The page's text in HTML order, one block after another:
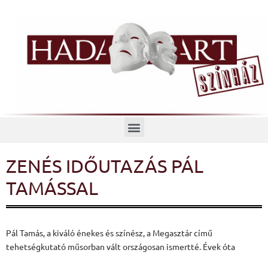
Menü
ZENÉS IDŐUTAZÁS PÁL
TAMÁSSAL
Pál Tamás, a kiváló énekes és színész, a Megasztár című
tehetségkutató műsorban vált országosan ismertté. Évek óta